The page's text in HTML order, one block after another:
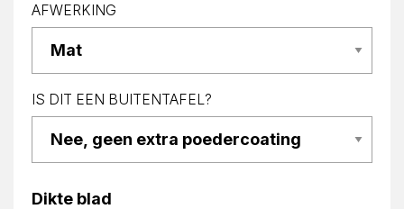
AFWERKING
IS DIT EEN BUITENTAFEL?
Dikte blad